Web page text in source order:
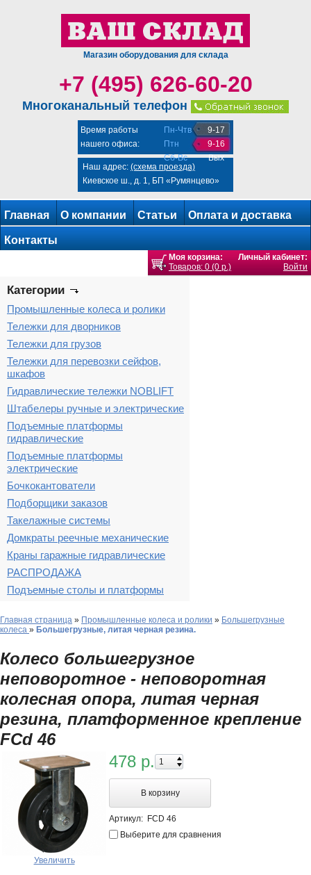
Магазин оборудования для склада
+7 (495) 626-60-20
Многоканальный телефон
Время работы
нашего офиса:
Пн-Чтв
Птн
Сб-Вс
9-17
9-16
Вых
Наш адрес: (схема проезда)
Киевское ш., д. 1, БП «Румянцево»
Главная О компании Статьи Оплата и доставка
Контакты
Моя корзина:
Товаров: 0 (0 р.)
Личный кабинет:
Войти
Категории
Промышленные колеса и ролики
Тележки для дворников
Тележки для грузов
Тележки для перевозки сейфов,
шкафов
Гидравлические тележки NOBLIFT
Штабелеры ручные и электрические
Подъемные платформы
гидравлические
Подъемные платформы
электрические
Бочкокантователи
Подборщики заказов
Такелажные системы
Домкраты реечные механические
Краны гаражные гидравлические
РАСПРОДАЖА
Подъемные столы и платформы
Главная страница » Промышленные колеса и ролики » Большегрузные
колеса » Большегрузные, литая черная резина.
Колесо большегрузное
неповоротное - неповоротная
колесная опора, литая черная
резина, платформенное крепление
FCd 46
Увеличить
478 р.
В корзину
Артикул: FCD 46
Выберите для сравнения